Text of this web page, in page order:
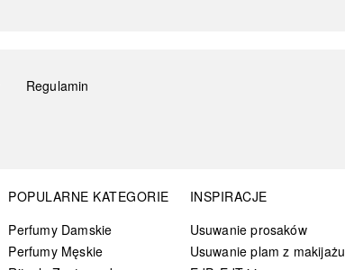
Regulamin
POPULARNE KATEGORIE
Perfumy Damskie
Perfumy Męskie
INSPIRACJE
Usuwanie prosaków
Usuwanie plam z makijażu